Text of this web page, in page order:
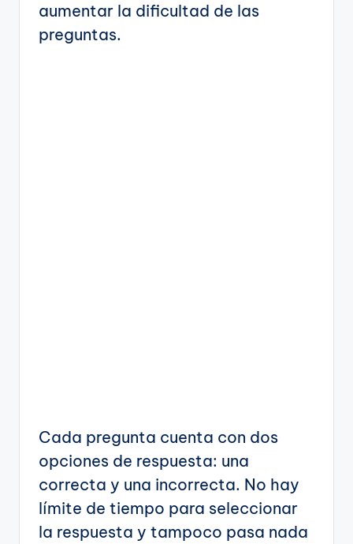
aumentar la dificultad de las
preguntas.
Cada pregunta cuenta con dos
opciones de respuesta: una
correcta y una incorrecta. No hay
límite de tiempo para seleccionar
la respuesta y tampoco pasa nada